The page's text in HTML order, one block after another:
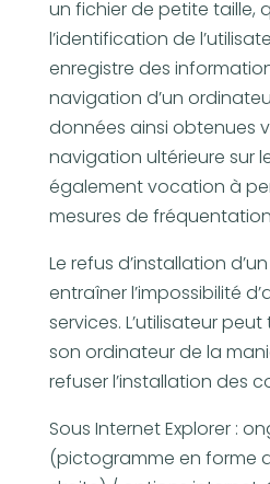
un fichier de petite taille,
l’identification de
enregistre des
navigation d’un
données ainsi obtenues
navigation ultérieure sur
également vocation à
mesures de
Le refus d’installation
entraîner l’impossibilité
services. L’utilisateur
son ordinateur de la
refuser l’installation des
Sous Internet Explorer :
(pictogramme en forme